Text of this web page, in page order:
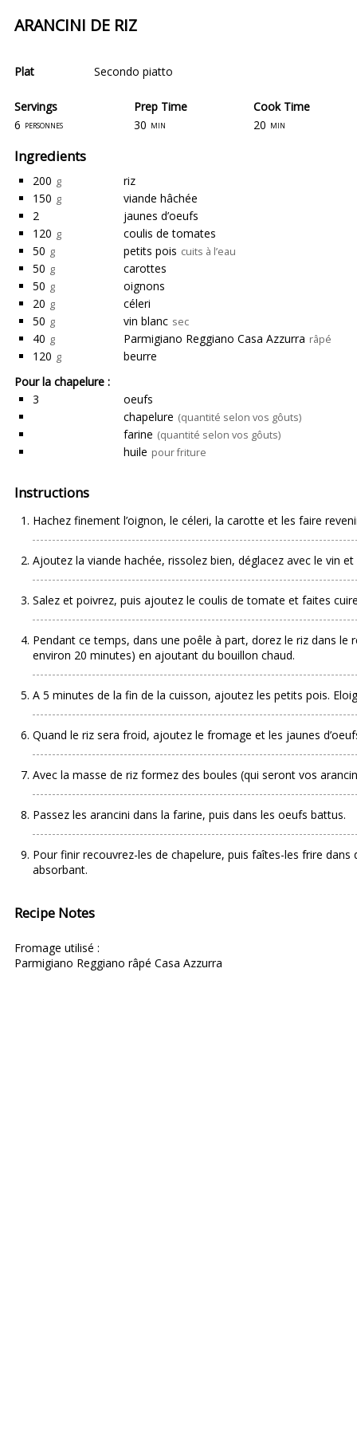
ARANCINI DE RIZ
Plat Secondo piatto
Servings
Prep Time
6 personnes 30 min
Cook Time
20 min
Ingredients
200 g
riz
150 g
viande hâchée
2
jaunes d’oeufs
120 g
coulis de tomates
50 g petits pois cuits à l’eau
50 g
carottes
50 g
oignons
20 g
céleri
50 g vin blanc sec
40 g Parmigiano Reggiano Casa Azzurra râpé
120 g
beurre
Pour la chapelure :
3
oeufs
chapelure (quantité selon vos gôuts)
farine (quantité selon vos gôuts)
huile pour friture
Instructions
Hachez finement l’oignon, le céleri, la carotte et les faire
Ajoutez la viande hachée, rissolez bien, déglacez avec le vin et
Salez et poivrez, puis ajoutez le coulis de tomate et faites
Pendant ce temps, dans une poêle à part, dorez le riz dans
environ 20 minutes) en ajoutant du bouillon chaud.
A 5 minutes de la fin de la cuisson, ajoutez les petits pois.
Quand le riz sera froid, ajoutez le fromage et les jaunes
Avec la masse de riz formez des boules (qui seront vos
Passez les arancini dans la farine, puis dans les oeufs battus.
Pour finir recouvrez-les de chapelure, puis faîtes-les frire dans
absorbant.
Recipe Notes
Fromage utilisé :
Parmigiano Reggiano râpé Casa Azzurra